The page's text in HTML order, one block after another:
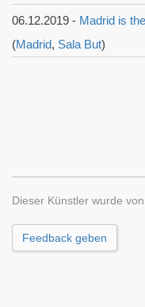
06.12.2019 - Madrid is
(Madrid, Sala But)
Dieser Künstler wurde von
Feedback geben